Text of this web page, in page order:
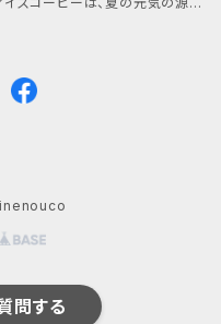
が高いリキッドコーヒーです。
アイスコーヒーの定番です。 ア
・シロップを入れてもコーヒー
コーヒー
いしくなりました！ 【Frenc
ラジル 17% ﾊﾟﾌﾞｱﾆｭｰｷﾞ
問する